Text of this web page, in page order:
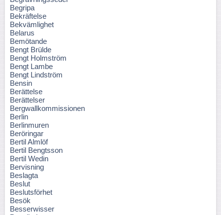
Begripa
Bekräftelse
Bekvämlighet
Belarus
Bemötande
Bengt Brülde
Bengt Holmström
Bengt Lambe
Bengt Lindström
Bensin
Berättelse
Berättelser
Bergwallkommissionen
Berlin
Berlinmuren
Beröringar
Bertil Almlöf
Bertil Bengtsson
Bertil Wedin
Bervisning
Beslagta
Beslut
Beslutsförhet
Besök
Besserwisser